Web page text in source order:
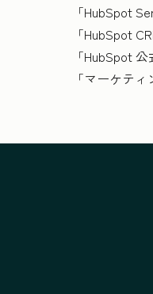
「HubSpot
「HubSpot
「HubSpot
「マーケティ